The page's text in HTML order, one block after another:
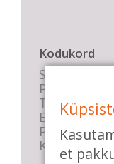
Kodukord
Stuudio
Tasemete
E-poe
Parkimise
KKKet